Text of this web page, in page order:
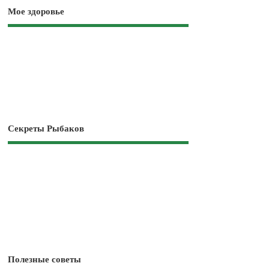
Мое здоровье
Секреты Рыбаков
Полезные советы